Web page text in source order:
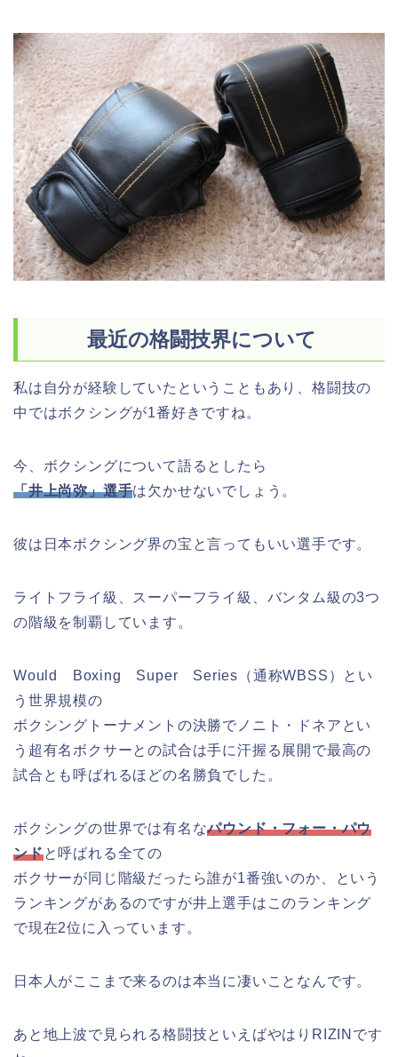
最近の格闘技界について
私は自分が経験していたということもあり、格闘技の
中ではボクシングが1番好きですね。
今、ボクシングについて語るとしたら
「井上尚弥」選手は欠かせないでしょう。
彼は日本ボクシング界の宝と言ってもいい選手です。
ライトフライ級、スーパーフライ級、バンタム級の3つ
の階級を制覇しています。
Would Boxing Super Series（通称WBSS）とい
う世界規模の
ボクシングトーナメントの決勝でノニト・ドネアとい
う超有名ボクサーとの試合は手に汗握る展開で最高の
試合とも呼ばれるほどの名勝負でした。
ボクシングの世界では有名なパウンド・フォー・パウ
ンドと呼ばれる全ての
ボクサーが同じ階級だったら誰が1番強いのか、という
ランキングがあるのですが井上選手はこのランキング
で現在2位に入っています。
日本人がここまで来るのは本当に凄いことなんです。
あと地上波で見られる格闘技といえばやはりRIZINです